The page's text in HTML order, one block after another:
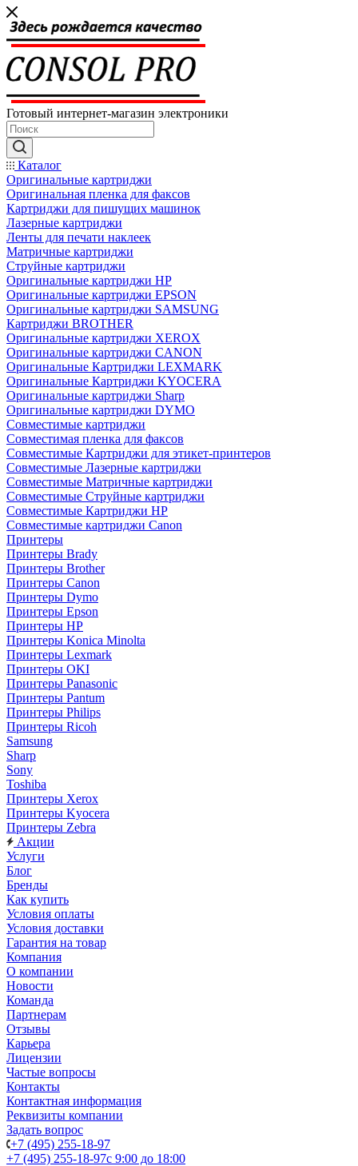
Готовый интернет-магазин электроники
Каталог
Оригинальные картриджи
Оригинальная пленка для факсов
Картриджи для пишущих машинок
Лазерные картриджи
Ленты для печати наклеек
Матричные картриджи
Струйные картриджи
Оригинальные картриджи HP
Оригинальные картриджи EPSON
Оригинальные картриджи SAMSUNG
Картриджи BROTHER
Оригинальные картриджи XEROX
Оригинальные картриджи CANON
Оригинальные Картриджи LEXMARK
Оригинальные Картриджи KYOCERA
Оригинальные картриджи Sharp
Оригинальные картриджи DYMO
Совместимые картриджи
Совместимая пленка для факсов
Совместимые Картриджи для этикет-принтеров
Совместимые Лазерные картриджи
Совместимые Матричные картриджи
Совместимые Струйные картриджи
Совместимые Картриджи HP
Совместимые картриджи Canon
Принтеры
Принтеры Brady
Принтеры Brother
Принтеры Canon
Принтеры Dymo
Принтеры Epson
Принтеры HP
Принтеры Konica Minolta
Принтеры Lexmark
Принтеры OKI
Принтеры Panasonic
Принтеры Pantum
Принтеры Philips
Принтеры Ricoh
Samsung
Sharp
Sony
Toshiba
Принтеры Xerox
Принтеры Kyocera
Принтеры Zebra
Акции
Услуги
Блог
Бренды
Как купить
Условия оплаты
Условия доставки
Гарантия на товар
Компания
О компании
Новости
Команда
Партнерам
Отзывы
Карьера
Лицензии
Частые вопросы
Контакты
Контактная информация
Реквизиты компании
Задать вопрос
+7 (495) 255-18-97
+7 (495) 255-18-97с 9:00 до 18:00